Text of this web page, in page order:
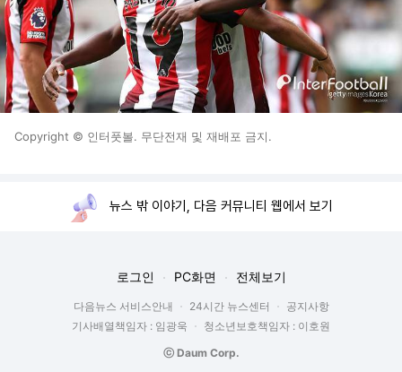
Copyright © 인터풋볼. 무단전재 및 재배포 금지.
뉴스 밖 이야기, 다음 커뮤니티 웹에서 보기
로그인 PC화면 전체보기
다음뉴스 서비스안내 24시간 뉴스센터
공지사항
기사배열책임자 : 임광욱
청소년보호책임자 : 이호원
ⓒ Daum Corp.